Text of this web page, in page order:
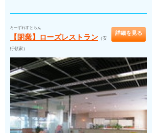
ろーずれすとらん
【閉業】ローズレストラン （安
行領家）
詳細を見る